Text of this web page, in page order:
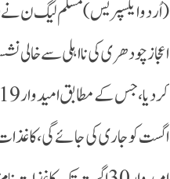
(اُردو ایکسپریس) مسلم لیگ ن نے
اگست کو جاری کی جائے گی،کاغذات نامزدگی کی